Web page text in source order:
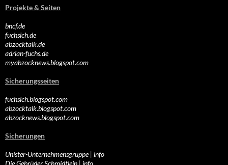
Projekte & Seiten
bncf.de
fuchsich.de
abzocktalk.de
adrian-fuchs.de
myabzocknews.blogspot.com
Sicherungsseiten
fuchsich.blogspot.com
abzocktalk.blogspot.com
abzocknews.blogspot.com
Sicherungen
Unister-Unternehmensgruppe| info